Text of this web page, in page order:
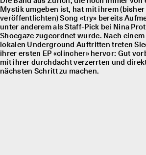
Mystik umgeben ist, hat mit ihrem (bisher
veröffentlichten) Song «try» bereits
unter anderem als Staff-Pick bei Nina
Shoegaze zugeordnet wurde. Nach
lokalen Underground Auftritten treten
ihrer ersten EP «clincher» hervor: Gut
mit ihrer durchdacht verzerrten und
nächsten Schritt zu machen.